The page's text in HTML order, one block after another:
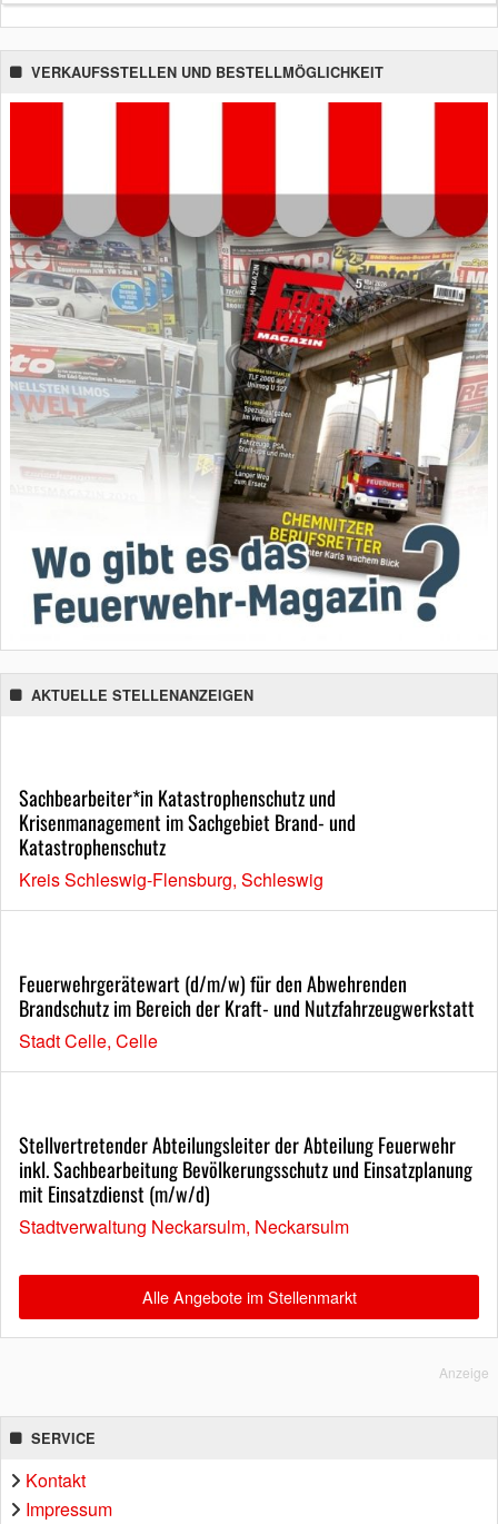
VERKAUFSSTELLEN UND BESTELLMÖGLICHKEIT
AKTUELLE STELLENANZEIGEN
Sachbearbeiter*in Katastrophenschutz und
Krisenmanagement im Sachgebiet Brand- und
Katastrophenschutz
Kreis Schleswig-Flensburg, Schleswig
Feuerwehrgerätewart (d/m/w) für den Abwehrenden
Brandschutz im Bereich der Kraft- und Nutzfahrzeugwerkstatt
Stadt Celle, Celle
Stellvertretender Abteilungsleiter der Abteilung Feuerwehr
inkl. Sachbearbeitung Bevölkerungsschutz und Einsatzplanung
mit Einsatzdienst (m/w/d)
Stadtverwaltung Neckarsulm, Neckarsulm
Alle Angebote im Stellenmarkt
Anzeige
SERVICE
Kontakt
Impressum